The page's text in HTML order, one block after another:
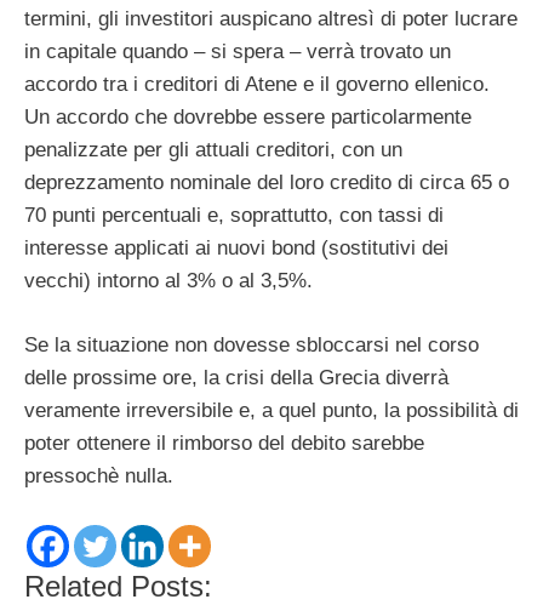
termini, gli investitori auspicano altresì di poter lucrare
in capitale quando – si spera – verrà trovato un
accordo tra i creditori di Atene e il governo ellenico.
Un accordo che dovrebbe essere particolarmente
penalizzate per gli attuali creditori, con un
deprezzamento nominale del loro credito di circa 65 o
70 punti percentuali e, soprattutto, con tassi di
interesse applicati ai nuovi bond (sostitutivi dei
vecchi) intorno al 3% o al 3,5%.
Se la situazione non dovesse sbloccarsi nel corso
delle prossime ore, la crisi della Grecia diverrà
veramente irreversibile e, a quel punto, la possibilità di
poter ottenere il rimborso del debito sarebbe
pressochè nulla.
Related Posts: